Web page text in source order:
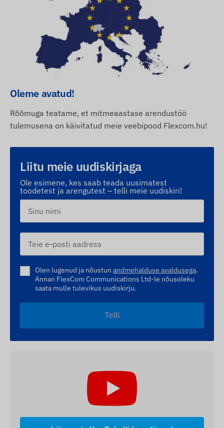
Oleme avatud!
Rõõmuga teatame, et mitmeaastase arendustöö
tulemusena on käivitatud meie veebipood Flexcom.hu!
Liitu meie uudiskirjaga
Ole esimene, kes saab teada uusimatest
toodetest ja arengutest – telli meie uudiskiri!
Olen lugenud ja nõustun andmehalduse avaldusega.
Annan FlexCom Communications Ltd-le nõusoleku
saata mulle tulevikus uudiskirju.
Telli